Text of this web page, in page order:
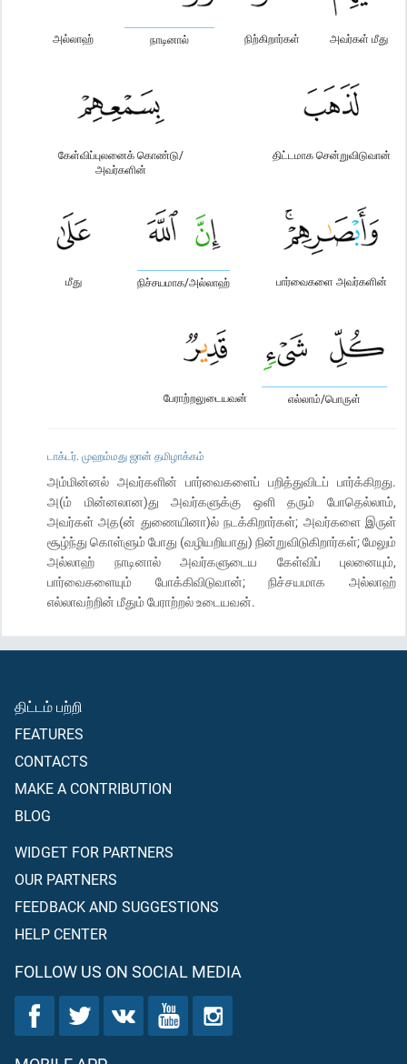
அவர்கள் மீது
நிற்கிறார்கள்
நாடினால்
அல்லாஹ்
திட்டமாக சென்றுவிடுவான்
கேள்விப்புலனைக் கொண்டு/
அவர்களின்
பார்வைகளை அவர்களின்
நிச்சயமாக/அல்லாஹ்
மீது
எல்லாம்/பொருள்
பேராற்றலுடையவன்
டாக்டர். முஹம்மது ஜான் தமிழாக்கம்
அம்மின்னல் அவர்களின் பார்வைகளைப் பறித்துவிடப் பார்க்கிறது.
அ(ம் மின்னலான)து அவர்களுக்கு ஒளி தரும் போதெல்லாம்,
அவர்கள் அத(ன் துணையினா)ல் நடக்கிறார்கள்; அவர்களை இருள்
சூழ்ந்து கொள்ளும் போது (வழியறியாது) நின்றுவிடுகிறார்கள்; மேலும்
அல்லாஹ் நாடினால் அவர்களுடைய கேள்விப் புலனையும்,
பார்வைகளையும் போக்கிவிடுவான்; நிச்சயமாக அல்லாஹ்
எல்லாவற்றின் மீதும் பேராற்றல் உடையவன்.
திட்டம் பற்றி
FEATURES
CONTACTS
MAKE A CONTRIBUTION
BLOG
WIDGET FOR PARTNERS
OUR PARTNERS
FEEDBACK AND SUGGESTIONS
HELP CENTER
FOLLOW US ON SOCIAL MEDIA